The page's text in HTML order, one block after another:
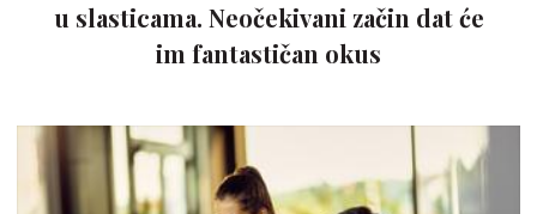
u slasticama. Neočekivani začin dat će
im fantastičan okus